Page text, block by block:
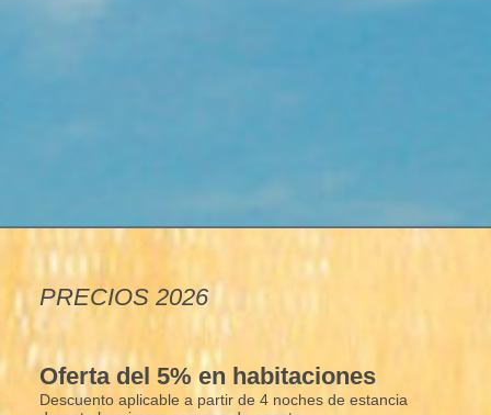
PRECIOS 2026
Oferta del 5% en habitaciones
Descuento aplicable a partir de 4 noches de estancia